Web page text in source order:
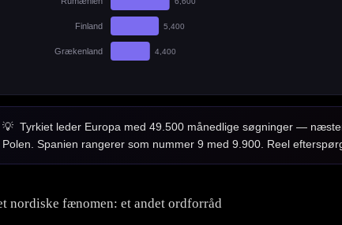
Finland 5,400
Grækenland 4,400
Tyrkiet leder Europa med 49.500 månedlige søgninger —
Polen. Spanien rangerer som nummer 9 med 9.900. Reel
nordiske fænomen: et andet ordforråd